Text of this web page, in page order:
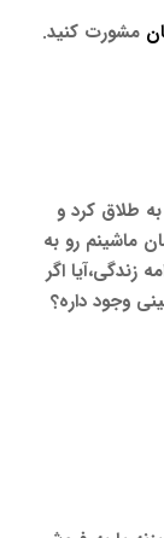
مشورت کنید.
طلاق کرد و
ماشینم رو به
زندگی،آیا اگر
وجود داره؟